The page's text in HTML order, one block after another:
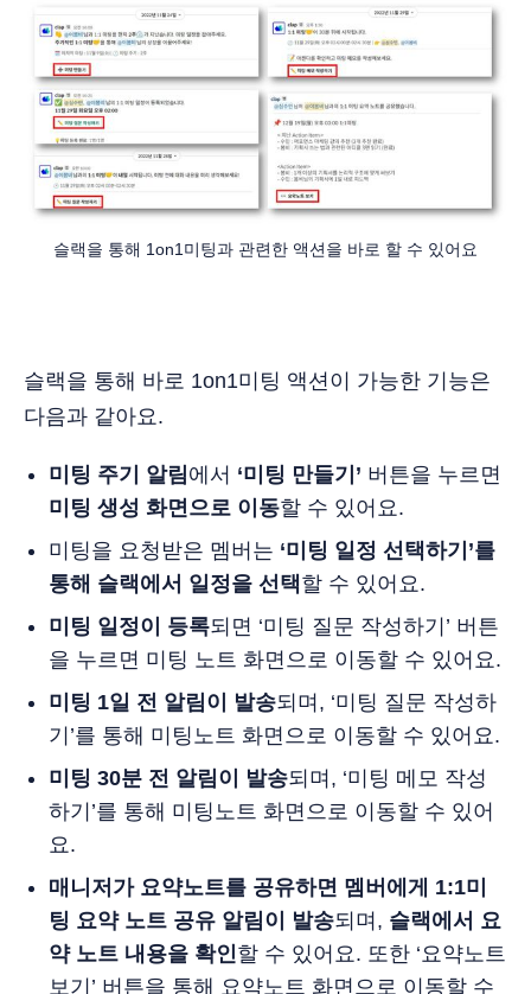
슬랙을 통해 1on1미팅과 관련한 액션을 바로 할 수 있어요
슬랙을 통해 바로 1on1미팅 액션이 가능한 기능은
다음과 같아요.
미팅 주기 알림에서 ‘미팅 만들기’ 버튼을 누르면
미팅 생성 화면으로 이동할 수 있어요.
미팅을 요청받은 멤버는 ‘미팅 일정 선택하기’를
통해 슬랙에서 일정을 선택할 수 있어요.
미팅 일정이 등록되면 ‘미팅 질문 작성하기’ 버튼
을 누르면 미팅 노트 화면으로 이동할 수 있어요.
미팅 1일 전 알림이 발송되며, ‘미팅 질문 작성하
기’를 통해 미팅노트 화면으로 이동할 수 있어요.
미팅 30분 전 알림이 발송되며, ‘미팅 메모 작성
하기’를 통해 미팅노트 화면으로 이동할 수 있어
요.
매니저가 요약노트를 공유하면 멤버에게 1:1미
팅 요약 노트 공유 알림이 발송되며, 슬랙에서 요
약 노트 내용을 확인할 수 있어요. 또한 ‘요약노트
보기’ 버튼을 통해 요약노트 화면으로 이동할 수